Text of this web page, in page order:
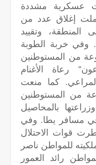
عسكرية مشددة
إغلاق عدد من
المنطقة، وتقييد
وفي خربة الطوبة
من المستوطنين
رعاة الأغنام
كما منعت
من المستوطنين
بالمحاصيل
مسافر يطا. وفي
قوات الاحتلال
للمواطن ناصر
رائد العمور